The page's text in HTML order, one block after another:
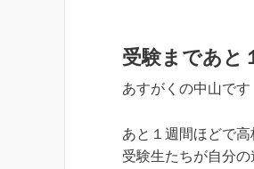
受験まであと
あすがくの中山です
あと１週間ほどで
受験生たちが自分